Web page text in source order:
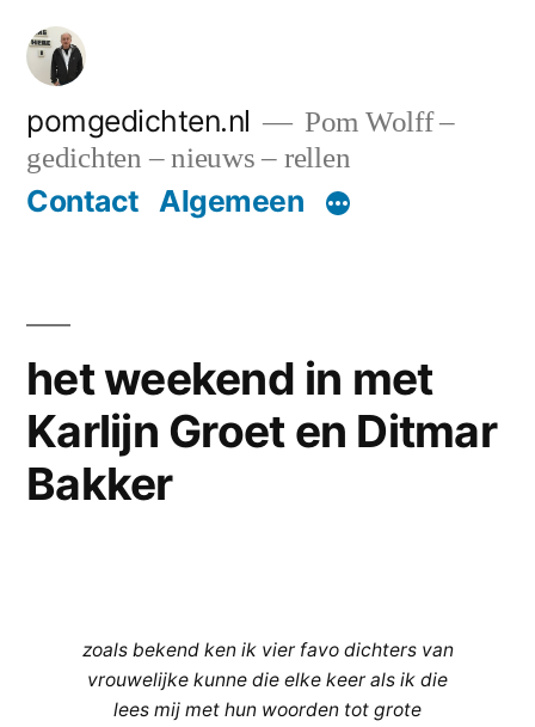
naar
inhoud
pomgedichten.nl
Pom Wolff –
gedichten – nieuws – rellen
Contact Algemeen
het weekend in met
Karlijn Groet en Ditmar
Bakker
zoals bekend ken ik vier favo dichters van
vrouwelijke kunne die elke keer als ik die
lees mij met hun woorden tot grote